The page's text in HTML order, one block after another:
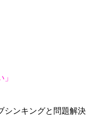
ンキングと問題解決